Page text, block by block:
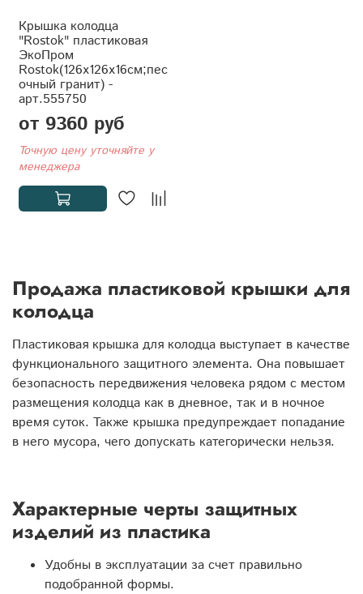
Крышка колодца
"Rostok" пластиковая
ЭкоПром
Rostok(126x126x16см;пес
очный гранит) -
арт.555750
от 9360 руб
Точную цену уточняйте у
менеджера
Продажа пластиковой крышки для
колодца
Пластиковая крышка для колодца выступает в качестве
функционального защитного элемента. Она повышает
безопасность передвижения человека рядом с местом
размещения колодца как в дневное, так и в ночное
время суток. Также крышка предупреждает попадание
в него мусора, чего допускать категорически нельзя.
Характерные черты защитных
изделий из пластика
Удобны в эксплуатации за счет правильно
подобранной формы.